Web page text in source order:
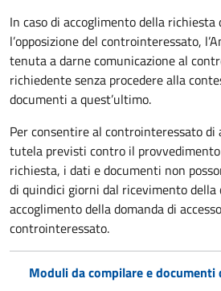
In caso di accoglimento della
l’opposizione del controinteressato,
tenuta a darne comunicazione al
richiedente senza procedere alla
documenti a quest’ultimo.
Per consentire al controinteressato
tutela previsti contro il
richiesta, i dati e documenti non
di quindici giorni dal ricevimento della
accoglimento della domanda di
controinteressato.
Moduli da compilare e documenti